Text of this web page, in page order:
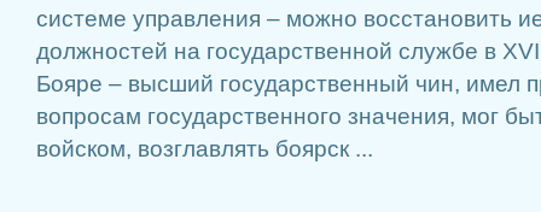
системе управления – можно восстановить
должностей на государственной службе в
Бояре – высший государственный чин, имел
вопросам государственного значения, мог
войском, возглавлять боярск ...